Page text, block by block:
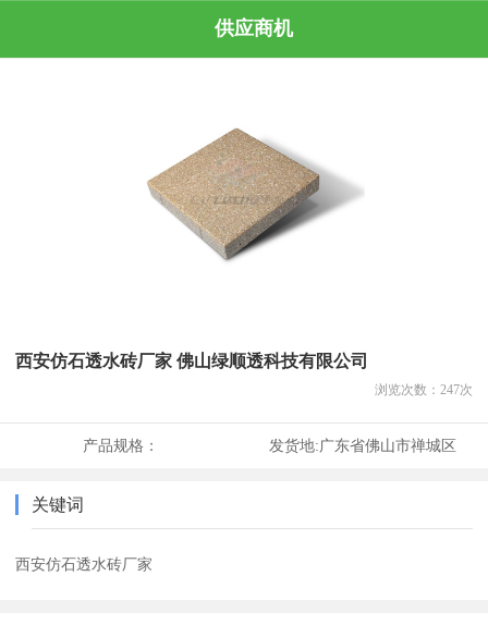
供应商机
西安仿石透水砖厂家 佛山绿顺透科技有限公司
浏览次数： 247次
产品规格： 发货地:广东省佛山市禅城区
关键词
西安仿石透水砖厂家